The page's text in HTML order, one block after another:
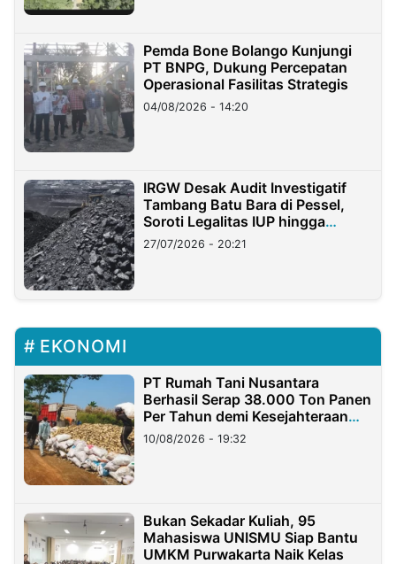
Pemda Bone Bolango Kunjungi
PT BNPG, Dukung Percepatan
Operasional Fasilitas Strategis
04/08/2026 - 14:20
IRGW Desak Audit Investigatif
Tambang Batu Bara di Pessel,
Soroti Legalitas IUP hingga
Stockpile
27/07/2026 - 20:21
EKONOMI
PT Rumah Tani Nusantara
Berhasil Serap 38.000 Ton Panen
Per Tahun demi Kesejahteraan
Petani
10/08/2026 - 19:32
Bukan Sekadar Kuliah, 95
Mahasiswa UNISMU Siap Bantu
UMKM Purwakarta Naik Kelas